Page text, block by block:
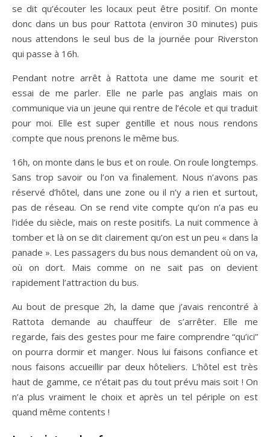
se dit qu’écouter les locaux peut être positif. On monte
donc dans un bus pour Rattota (environ 30 minutes) puis
nous attendons le seul bus de la journée pour Riverston
qui passe à 16h.
Pendant notre arrêt à Rattota une dame me sourit et
essai de me parler. Elle ne parle pas anglais mais on
communique via un jeune qui rentre de l’école et qui traduit
pour moi. Elle est super gentille et nous nous rendons
compte que nous prenons le même bus.
16h, on monte dans le bus et on roule. On roule longtemps.
Sans trop savoir ou l’on va finalement. Nous n’avons pas
réservé d’hôtel, dans une zone ou il n’y a rien et surtout,
pas de réseau. On se rend vite compte qu’on n’a pas eu
l’idée du siècle, mais on reste positifs. La nuit commence à
tomber et là on se dit clairement qu’on est un peu « dans la
panade ». Les passagers du bus nous demandent où on va,
où on dort. Mais comme on ne sait pas on devient
rapidement l’attraction du bus.
Au bout de presque 2h, la dame que j’avais rencontré à
Rattota demande au chauffeur de s’arrêter. Elle me
regarde, fais des gestes pour me faire comprendre “qu’ici”
on pourra dormir et manger. Nous lui faisons confiance et
nous faisons accueillir par deux hôteliers. L’hôtel est très
haut de gamme, ce n’était pas du tout prévu mais soit ! On
n’a plus vraiment le choix et après un tel périple on est
quand même contents !